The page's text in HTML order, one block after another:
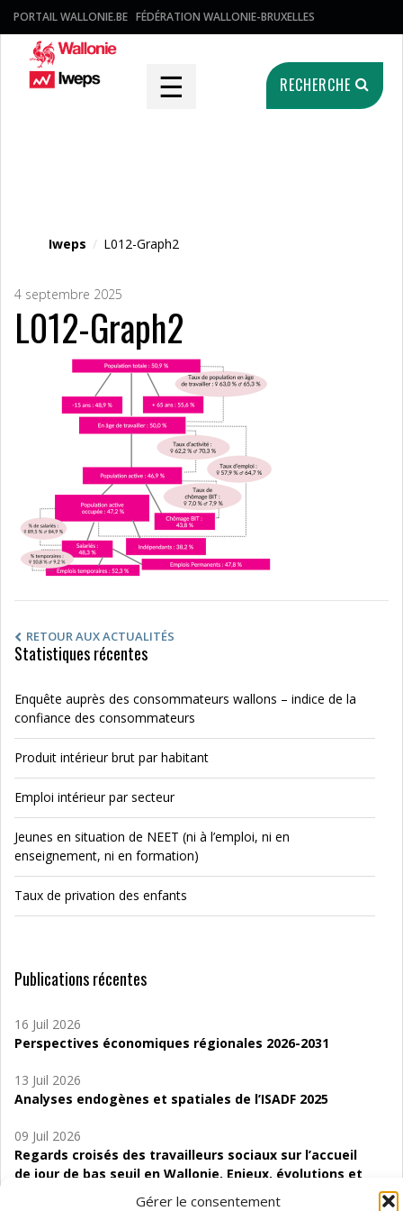
Gérer le consentement
PORTAIL WALLONIE.BE FÉDÉRATION WALLONIE-BRUXELLES
☰ RECHERCHE
Iweps / L012-Graph2
4 septembre 2025
L012-Graph2
RETOUR AUX ACTUALITÉS
Statistiques récentes
Enquête auprès des consommateurs wallons – indice de la
confiance des consommateurs
Produit intérieur brut par habitant
Emploi intérieur par secteur
Jeunes en situation de NEET (ni à l’emploi, ni en
enseignement, ni en formation)
Taux de privation des enfants
Publications récentes
16 Juil 2026
Perspectives économiques régionales 2026-2031
13 Juil 2026
Analyses endogènes et spatiales de l’ISADF 2025
09 Juil 2026
Regards croisés des travailleurs sociaux sur l’accueil
de jour de bas seuil en Wallonie. Enjeux, évolutions et